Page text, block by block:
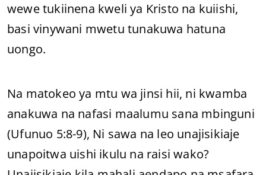
wewe tukiinena kweli ya Kristo na kuiishi,
basi vinywani mwetu tunakuwa hatuna
uongo.
Na matokeo ya mtu wa jinsi hii, ni kwamba
anakuwa na nafasi maalumu sana mbinguni
(Ufunuo 5:8-9), Ni sawa na leo unajisikiaje
unapoitwa uishi ikulu na raisi wako?